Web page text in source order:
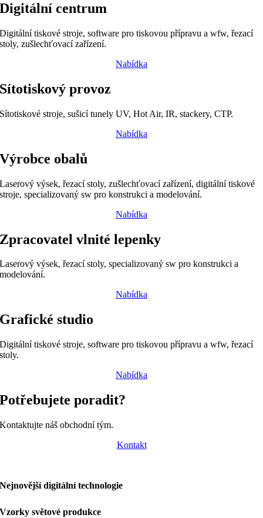
Digitální centrum
Digitální tiskové stroje, software pro tiskovou přípravu a wfw, řezací
stoly, zušlechťovací zařízení.
Nabídka
Sítotiskový provoz
Sítotiskové stroje, sušicí tunely UV, Hot Air, IR, stackery, CTP.
Nabídka
Výrobce obalů
Laserový výsek, řezací stoly, zušlechťovací zařízení, digitální tiskové
stroje, specializovaný sw pro konstrukci a modelování.
Nabídka
Zpracovatel vlnité lepenky
Laserový výsek, řezací stoly, specializovaný sw pro konstrukci a
modelování.
Nabídka
Grafické studio
Digitální tiskové stroje, software pro tiskovou přípravu a wfw, řezací
stoly.
Nabídka
Potřebujete poradit?
Kontaktujte náš obchodní tým.
Kontakt
Nejnovější digitální technologie
Vzorky světové produkce